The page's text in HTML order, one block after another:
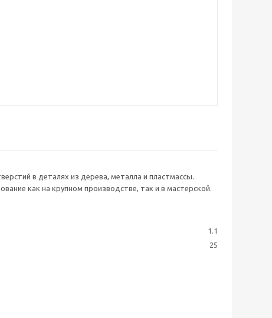
в деталях из дерева, металла и пластмассы.
как на крупном производстве, так и в мастерской.
1.1
25